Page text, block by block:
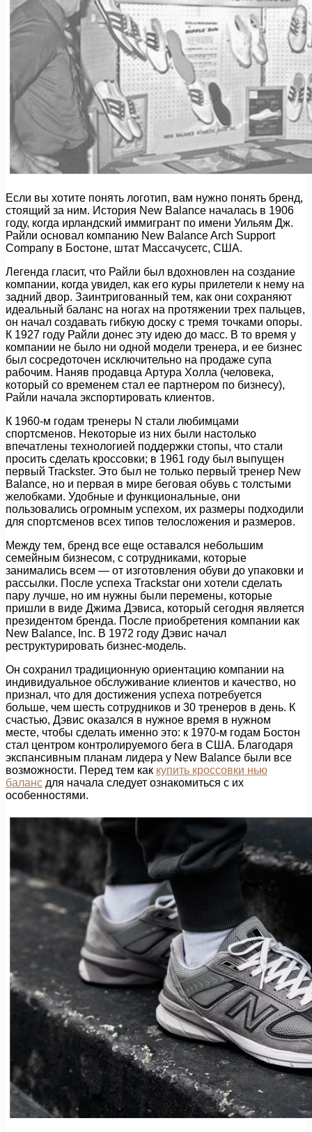
Если вы хотите понять логотип, вам нужно понять бренд,
стоящий за ним. История New Balance началась в 1906
году, когда ирландский иммигрант по имени Уильям Дж.
Райли основал компанию New Balance Arch Support
Company в Бостоне, штат Массачусетс, США.
Легенда гласит, что Райли был вдохновлен на создание
компании, когда увидел, как его куры прилетели к нему на
задний двор. Заинтригованный тем, как они сохраняют
идеальный баланс на ногах на протяжении трех пальцев,
он начал создавать гибкую доску с тремя точками опоры.
К 1927 году Райли донес эту идею до масс. В то время у
компании не было ни одной модели тренера, и ее бизнес
был сосредоточен исключительно на продаже супа
рабочим. Наняв продавца Артура Холла (человека,
который со временем стал ее партнером по бизнесу),
Райли начала экспортировать клиентов.
К 1960-м годам тренеры N стали любимцами
спортсменов. Некоторые из них были настолько
впечатлены технологией поддержки стопы, что стали
просить сделать кроссовки; в 1961 году был выпущен
первый Trackster. Это был не только первый тренер New
Balance, но и первая в мире беговая обувь с толстыми
желобками. Удобные и функциональные, они
пользовались огромным успехом, их размеры подходили
для спортсменов всех типов телосложения и размеров.
Между тем, бренд все еще оставался небольшим
семейным бизнесом, с сотрудниками, которые
занимались всем — от изготовления обуви до упаковки и
рассылки. После успеха Trackstar они хотели сделать
пару лучше, но им нужны были перемены, которые
пришли в виде Джима Дэвиса, который сегодня является
президентом бренда. После приобретения компании как
New Balance, Inc. В 1972 году Дэвис начал
реструктурировать бизнес-модель.
Он сохранил традиционную ориентацию компании на
индивидуальное обслуживание клиентов и качество, но
признал, что для достижения успеха потребуется
больше, чем шесть сотрудников и 30 тренеров в день. К
счастью, Дэвис оказался в нужное время в нужном
месте, чтобы сделать именно это: к 1970-м годам Бостон
стал центром контролируемого бега в США. Благодаря
экспансивным планам лидера у New Balance были все
возможности. Перед тем как купить кроссовки нью
баланс для начала следует ознакомиться с их
особенностями.